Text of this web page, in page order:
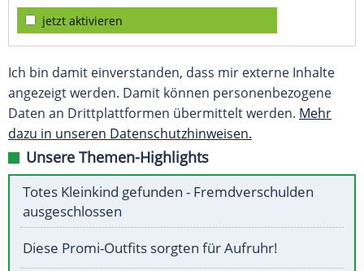
jetzt aktivieren
Ich bin damit einverstanden, dass mir externe Inhalte
angezeigt werden. Damit können personenbezogene
Daten an Drittplattformen übermittelt werden. Mehr
dazu in unseren Datenschutzhinweisen.
Unsere Themen-Highlights
Totes Kleinkind gefunden - Fremdverschulden
ausgeschlossen
Diese Promi-Outfits sorgten für Aufruhr!